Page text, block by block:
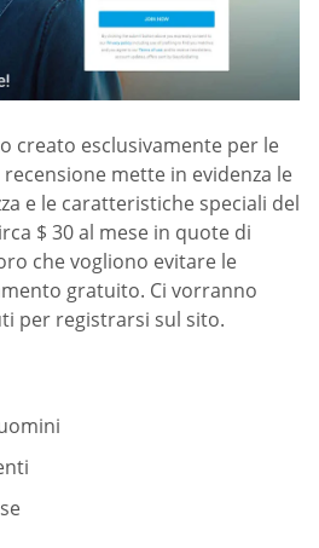
creato esclusivamente per le
recensione mette in evidenza le
e le caratteristiche speciali del
$ 30 al mese in quote di
che vogliono evitare le
gratuito. Ci vorranno
per registrarsi sul sito.